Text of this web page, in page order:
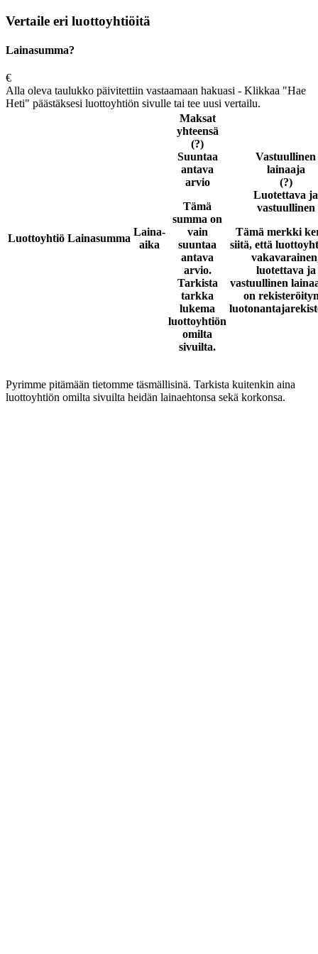
Vertaile eri luottoyhtiöitä
Lainasumma?
€
Alla oleva taulukko päivitettiin vastaamaan hakuasi - Klikkaa "Hae
Heti" päästäksesi luottoyhtiön sivulle tai tee uusi vertailu.
Luottoyhtiö Lainasumma
Laina-
aika
Maksat
yhteensä
(?)
Suuntaa
antava
arvio
Tämä
summa on
vain
suuntaa
antava
arvio.
Tarkista
tarkka
lukema
luottoyhtiön
omilta
sivuilta.
Vastuullinen
lainaaja
(?)
Luotettava ja
vastuullinen
Tämä merkki
siitä, että
luotettava ja
vastuullinen
on
Pyrimme pitämään tietomme täsmällisinä. Tarkista kuitenkin aina
luottoyhtiön omilta sivuilta heidän lainaehtonsa sekä korkonsa.